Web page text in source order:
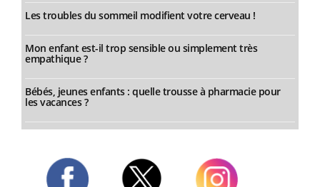
Les troubles du sommeil modifient votre cerveau !
Mon enfant est-il trop sensible ou simplement très
empathique ?
Bébés, jeunes enfants : quelle trousse à pharmacie pour
les vacances ?